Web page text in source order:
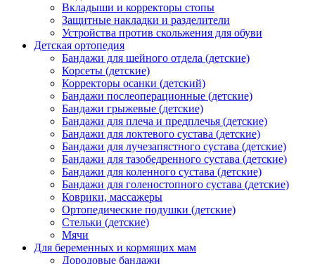
Вкладыши и корректоры стопы
Защитные накладки и разделители
Устройства против скольжения для обуви
Детская ортопедия
Бандажи для шейного отдела (детские)
Корсеты (детские)
Корректоры осанки (детский)
Бандажи послеоперационные (детские)
Бандажи грыжевые (детские)
Бандажи для плеча и предплечья (детские)
Бандажи для локтевого сустава (детские)
Бандажи для лучезапястного сустава (детские)
Бандажи для тазобедренного сустава (детские)
Бандажи для коленного сустава (детские)
Бандажи для голеностопного сустава (детские)
Коврики, массажеры
Ортопедические подушки (детские)
Стельки (детские)
Мячи
Для беременных и кормящих мам
Дородовые бандажи